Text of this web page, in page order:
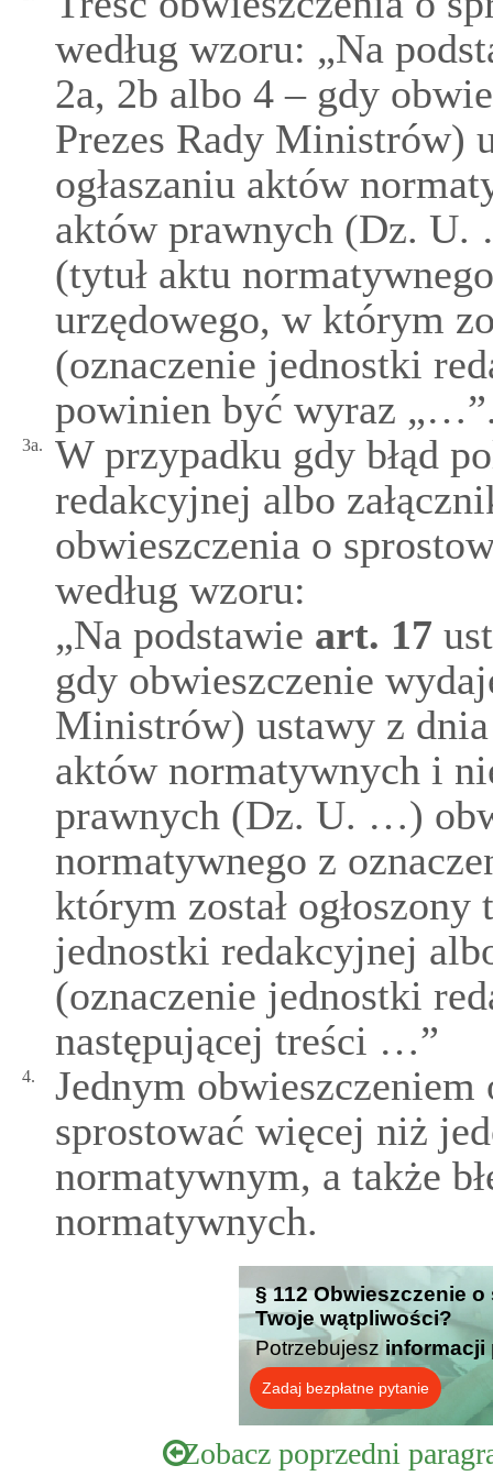
według wzoru: „Na
2a, 2b albo 4 – gdy
Prezes Rady Ministrów)
ogłaszaniu aktów
aktów prawnych (Dz.
(tytuł aktu
urzędowego, w którym
(oznaczenie jednostki
powinien być wyraz
3a.
W przypadku gdy błąd
redakcyjnej albo
obwieszczenia o
według wzoru:
„Na podstawie art. 17
gdy obwieszczenie
Ministrów) ustawy z
aktów normatywnych i
prawnych (Dz. U. …)
normatywnego z
którym został
jednostki redakcyjnej
(oznaczenie jednostki
następującej treści …”
4.
Jednym obwieszczeniem
sprostować więcej niż
normatywnym, a także
normatywnych.
§ 112 Obwieszczenie
Twoje wątpliwości?
Potrzebujesz informacji
Zadaj bezpłatne pytanie
Zobacz poprzedni